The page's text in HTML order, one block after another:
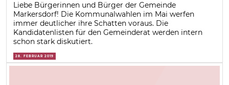
Liebe Bürgerinnen und Bürger der Gemeinde
Markersdorf! Die Kommunalwahlen im Mai werfen
immer deutlicher ihre Schatten voraus. Die
Kandidatenlisten für den Gemeinderat werden intern
schon stark diskutiert.
28. FEBRUAR 2019